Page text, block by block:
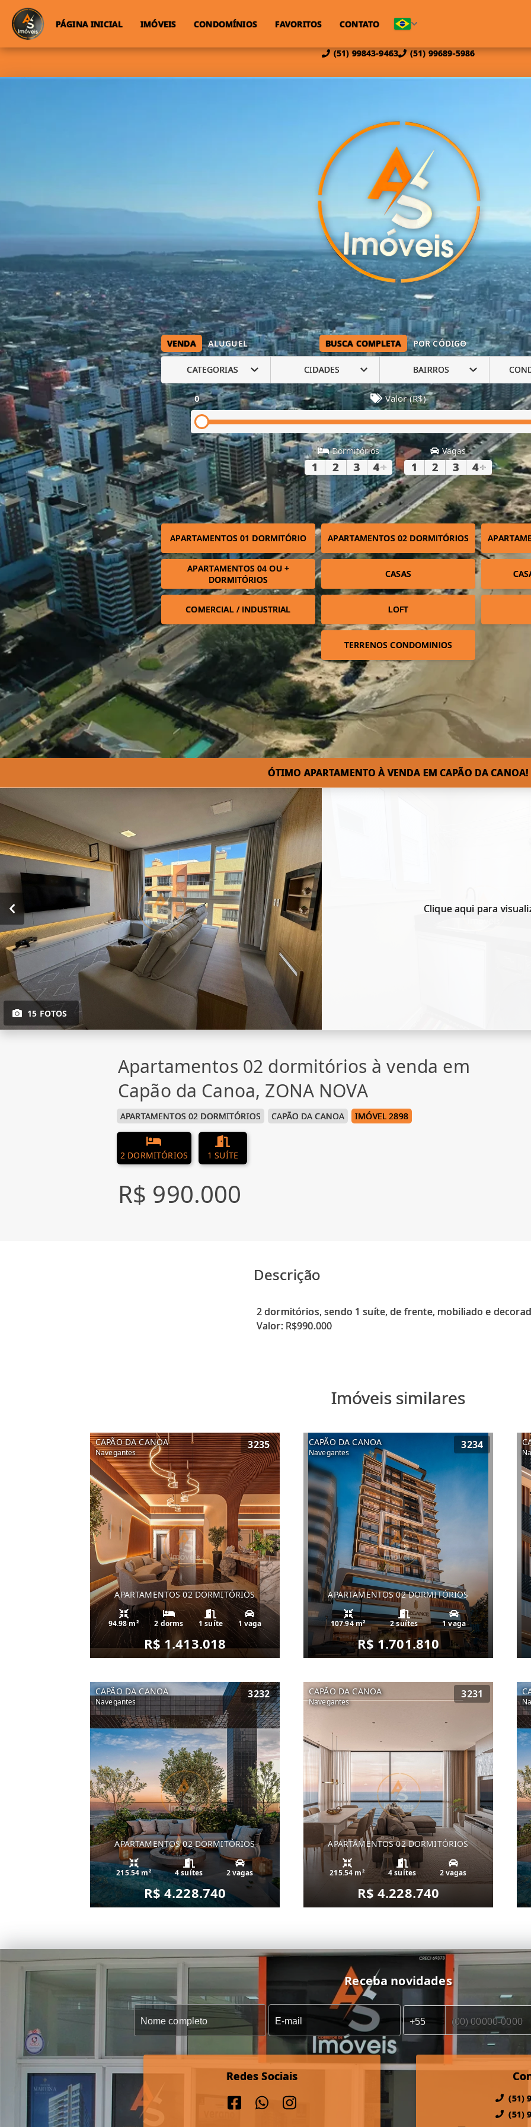
(51) 99843-9463 (51) 99689-5986
PÁGINA INICIAL IMÓVEIS CONDOMÍNIOS FAVORITOS CONTATO
VENDA ALUGUEL BUSCA COMPLETA POR CÓDIGO
CATEGORIAS CIDADES BAIRROS
0 Valor (R$)
Dormitórios
1 2 3 4+
Vagas
1 2 3 4+
APARTAMENTOS 01 DORMITÓRIO APARTAMENTOS 02 DORMITÓRIOS
APARTAMENTOS 04 OU +
DORMITÓRIOS
CASAS
COMERCIAL / INDUSTRIAL LOFT
TERRENOS CONDOMINIOS
ÓTIMO APARTAMENTO À VENDA EM CAPÃO DA CANOA!⁣
15 FOTOS
Clique aqui para
Apartamentos 02 dormitórios à venda em
Capão da Canoa, ZONA NOVA
APARTAMENTOS 02 DORMITÓRIOS CAPÃO DA CANOA IMÓVEL 2898
2 DORMITÓRIOS 1 SUÍTE
R$ 990.000
Descrição
2 dormitórios, sendo 1 suíte, de frente, mobiliado e
Imóveis similares
CAPÃO DA CANOA
Navegantes
3235
APARTAMENTOS 02 DORMITÓRIOS
94.98 m² 2 dorms 1 suíte 1 vaga
R$ 1.413.018
CAPÃO DA CANOA
Navegantes
3234
APARTAMENTOS 02 DORMITÓRIOS
107.94 m² 2 suítes 1 vaga
R$ 1.701.810
CAPÃO DA CANOA
Navegantes
3232
APARTAMENTOS 02 DORMITÓRIOS
215.54 m² 4 suítes 2 vagas
R$ 4.228.740
CAPÃO DA CANOA
Navegantes
3231
APARTAMENTOS 02 DORMITÓRIOS
215.54 m² 4 suítes 2 vagas
R$ 4.228.740
Receba novidades
Redes Sociais
(51)
(51)